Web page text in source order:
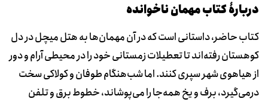
دربارۀ کتاب مهمان ناخوانده
کتاب حاضر، داستانی است که در‌ آن مهمان‌ها به هتل میچل در دل
کوهستان رفته‌اند تا تعطیلات زمستانی خود را در محیطی آرام و دور
از هیاهوی شهر سپری کنند. اما شب‌هنگام طوفان و کولاکی سخت
درمی‌گیرد، برف و یخ همه‌جا را می‌پوشاند، خطوط برق و تلفن